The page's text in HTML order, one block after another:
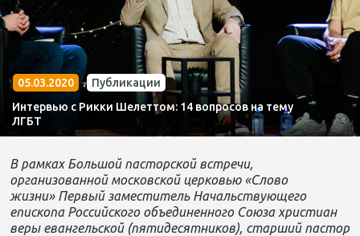
05.03.2020
Публикации
Интервью с Рикки Шелеттом: 14 вопросов на тему
ЛГБТ
В рамках Большой пасторской встречи,
организованной московской церковью «Слово
жизни» Первый заместитель Начальствующего
епископа Российского объединенного Союза христиан
веры евангельской (пятидесятников), старший пастор